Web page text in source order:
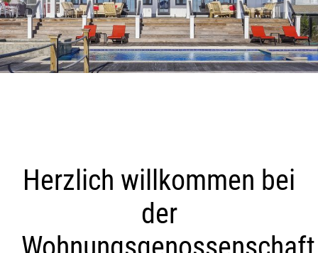
Herzlich willkommen bei
der